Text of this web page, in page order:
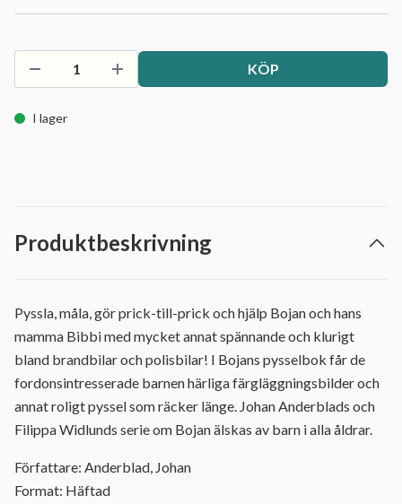
KÖP
I lager
Produktbeskrivning
Pyssla, måla, gör prick-till-prick och hjälp Bojan och hans
mamma Bibbi med mycket annat spännande och klurigt
bland brandbilar och polisbilar! I Bojans pysselbok får de
fordonsintresserade barnen härliga färgläggningsbilder och
annat roligt pyssel som räcker länge. Johan Anderblads och
Filippa Widlunds serie om Bojan älskas av barn i alla åldrar.
Författare: Anderblad, Johan
Format: Häftad